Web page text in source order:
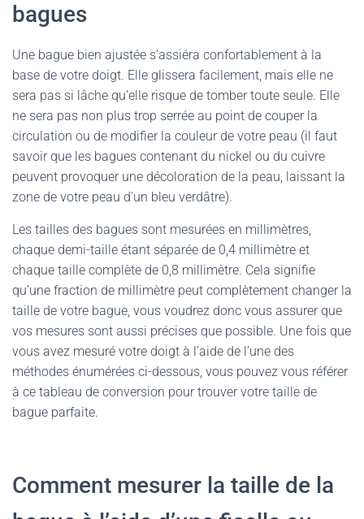
bagues
Une bague bien ajustée s’assiéra confortablement à la
base de votre doigt. Elle glissera facilement, mais elle ne
sera pas si lâche qu’elle risque de tomber toute seule. Elle
ne sera pas non plus trop serrée au point de couper la
circulation ou de modifier la couleur de votre peau (il faut
savoir que les bagues contenant du nickel ou du cuivre
peuvent provoquer une décoloration de la peau, laissant la
zone de votre peau d’un bleu verdâtre).
Les tailles des bagues sont mesurées en millimètres,
chaque demi-taille étant séparée de 0,4 millimètre et
chaque taille complète de 0,8 millimètre. Cela signifie
qu’une fraction de millimètre peut complètement changer la
taille de votre bague, vous voudrez donc vous assurer que
vos mesures sont aussi précises que possible. Une fois que
vous avez mesuré votre doigt à l’aide de l’une des
méthodes énumérées ci-dessous, vous pouvez vous référer
à ce tableau de conversion pour trouver votre taille de
bague parfaite.
Comment mesurer la taille de la